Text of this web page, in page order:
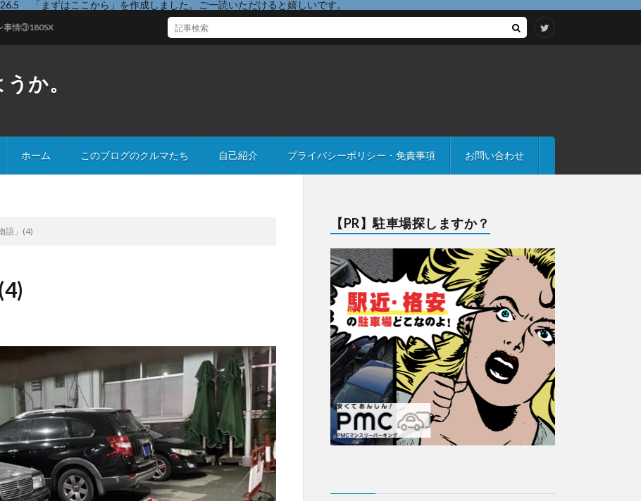
「まずはここから」を作成しました。ご一読いただけると嬉しいです。
か。
ホーム このブログのクルマたち 自己紹介 プライバシーポリシー・免責事項 お問い合わせ
語」(4)
【PR】駐車場探しますか？